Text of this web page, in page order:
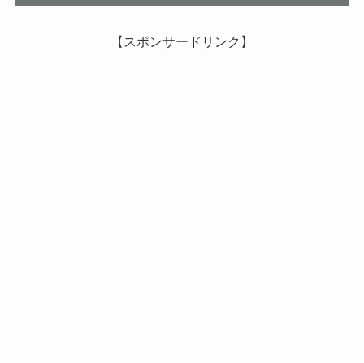
【スポンサードリンク】